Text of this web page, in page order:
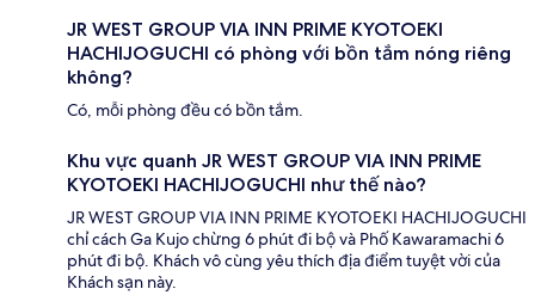
JR WEST GROUP VIA INN PRIME KYOTOEKI
HACHIJOGUCHI có phòng với bồn tắm nóng riêng
không?
Có, mỗi phòng đều có bồn tắm.
Khu vực quanh JR WEST GROUP VIA INN PRIME
KYOTOEKI HACHIJOGUCHI như thế nào?
JR WEST GROUP VIA INN PRIME KYOTOEKI HACHIJOGUCHI
chỉ cách Ga Kujo chừng 6 phút đi bộ và Phố Kawaramachi 6
phút đi bộ. Khách vô cùng yêu thích địa điểm tuyệt vời của
Khách sạn này.